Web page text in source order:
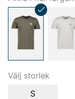
Välj storlek
S